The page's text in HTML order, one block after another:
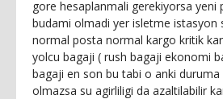
gore hesaplanmali gerekiyorsa yeni
budami olmadi yer isletme istasyon
normal posta normal kargo kritik
yolcu bagaji ( rush bagaji ekonomi
bagaji en son bu tabi o anki
olmazsa su agirliligi da azaltilabilir